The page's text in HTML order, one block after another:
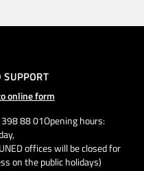
SUPPORT
online form
88 01Opening hours:
offices will be closed for
on the public holidays)